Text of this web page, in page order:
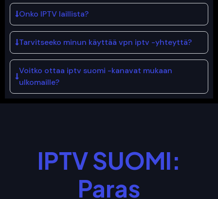
Onko IPTV laillista?
Tarvitseeko minun käyttää vpn iptv -yhteyttä?
Voitko ottaa iptv suomi -kanavat mukaan
ulkomaille?
IPTV SUOMI:
Paras